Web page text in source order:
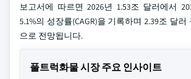
보고서에 따르면 2026년 1.53조 달러에서
5.1%의 성장률(CAGR)을 기록하며 2.39조 달
으로 전망됩니다.
풀트럭화물 시장 주요 인사이트